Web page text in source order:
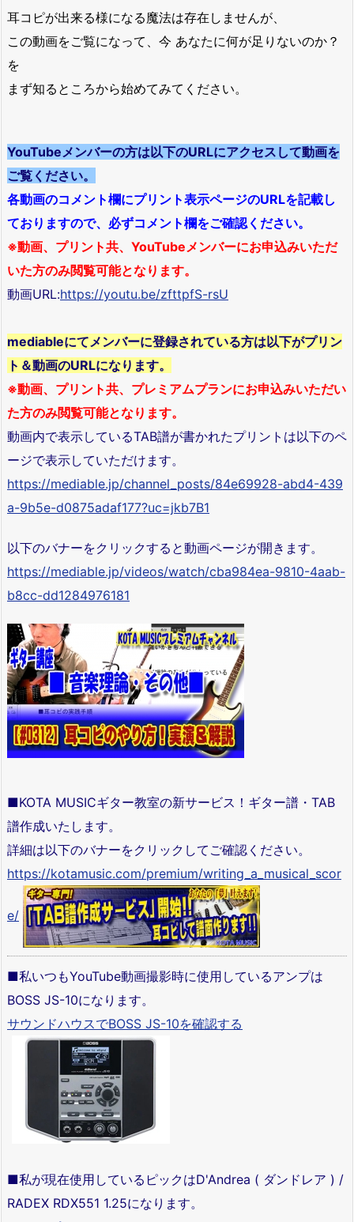
耳コピが出来る様になる魔法は存在しませんが、
この動画をご覧になって、今 あなたに何が足りないのか？
を
まず知るところから始めてみてください。
YouTubeメンバーの方は以下のURLにアクセスして動画を
ご覧ください。
各動画のコメント欄にプリント表示ページのURLを記載し
ておりますので、必ずコメント欄をご確認ください。
※動画、プリント共、YouTubeメンバーにお申込みいただ
いた方のみ閲覧可能となります。
動画URL:https://youtu.be/zfttpfS-rsU
mediableにてメンバーに登録されている方は以下がプリン
ト＆動画のURLになります。
※動画、プリント共、プレミアムプランにお申込みいただい
た方のみ閲覧可能となります。
動画内で表示しているTAB譜が書かれたプリントは以下のペ
ージで表示していただけます。
https://mediable.jp/channel_posts/84e69928-abd4-439
a-9b5e-d0875adaf177?uc=jkb7B1
以下のバナーをクリックすると動画ページが開きます。
https://mediable.jp/videos/watch/cba984ea-9810-4aab-
b8cc-dd1284976181
■KOTA MUSICギター教室の新サービス！ギター譜・TAB
譜作成いたします。
詳細は以下のバナーをクリックしてご確認ください。
https://kotamusic.com/premium/writing_a_musical_scor
e/
■私いつもYouTube動画撮影時に使用しているアンプは
BOSS JS-10になります。
サウンドハウスでBOSS JS-10を確認する
■私が現在使用しているピックはD'Andrea ( ダンドレア ) /
RADEX RDX551 1.25になります。